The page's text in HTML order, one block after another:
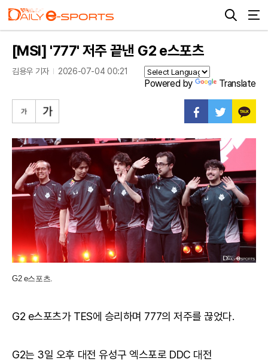
[MSI] '777' 저주 끝낸 G2 e스포츠
김용우 기자 2026-07-04 00:21
Powered by Translate
G2 e스포츠.
G2 e스포츠가 TES에 승리하며 777의 저주를 끊었다.
G2는 3일 오후 대전 유성구 엑스포로 DDC 대전